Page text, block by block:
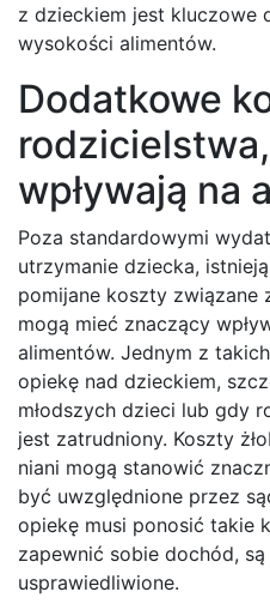
z dzieckiem jest kluczowe
wysokości alimentów.
Dodatkowe
wpływają na
Poza standardowymi
utrzymanie dziecka,
pomijane koszty związane
mogą mieć znaczący
alimentów. Jednym z
opiekę nad dzieckiem,
młodszych dzieci lub gdy
jest zatrudniony. Koszty
niani mogą stanowić
być uwzględnione przez
opiekę musi ponosić takie
zapewnić sobie dochód,
usprawiedliwione.